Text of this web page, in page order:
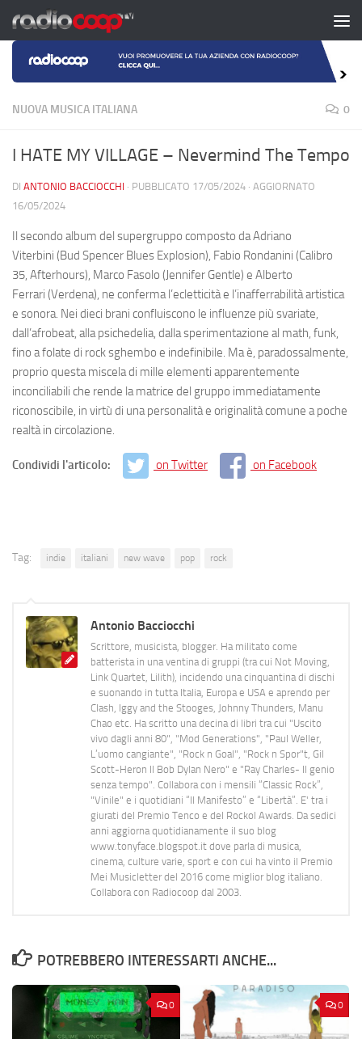
Salta al contenuto
NUOVA MUSICA ITALIANA 0
I HATE MY VILLAGE – Nevermind The Tempo
DI ANTONIO BACCIOCCHI · PUBBLICATO 17/05/2024 · AGGIORNATO
16/05/2024
Il secondo album del supergruppo composto da Adriano
Viterbini (Bud Spencer Blues Explosion), Fabio Rondanini (Calibro
35, Afterhours), Marco Fasolo (Jennifer Gentle) e Alberto
Ferrari (Verdena), ne conferma l’ecletticità e l’inafferrabilità artistica
e sonora. Nei dieci brani confluiscono le influenze più svariate,
dall’afrobeat, alla psichedelia, dalla sperimentazione al math, funk,
fino a folate di rock sghembo e indefinibile. Ma è, paradossalmente,
proprio questa miscela di mille elementi apparentemente
inconciliabili che rende la matrice del gruppo immediatamente
riconoscibile, in virtù di una personalità e originalità comune a poche
realtà in circolazione.
Condividi l'articolo: on Twitter on Facebook
Tag: indie italiani new wave pop rock
Antonio Bacciocchi
Scrittore, musicista, blogger. Ha militato come
batterista in una ventina di gruppi (tra cui Not Moving,
Link Quartet, Lilith), incidendo una cinquantina di dischi
e suonando in tutta Italia, Europa e USA e aprendo per
Clash, Iggy and the Stooges, Johnny Thunders, Manu
Chao etc. Ha scritto una decina di libri tra cui "Uscito
vivo dagli anni 80", "Mod Generations", "Paul Weller,
L’uomo cangiante", "Rock n Goal", "Rock n Spor"t, Gil
Scott-Heron Il Bob Dylan Nero" e "Ray Charles- Il genio
senza tempo". Collabora con i mensili “Classic Rock”,
"Vinile" e i quotidiani “Il Manifesto” e “Libertà”. E' tra i
giurati del Premio Tenco e del Rockol Awards. Da sedici
anni aggiorna quotidianamente il suo blog
www.tonyface.blogspot.it dove parla di musica,
cinema, culture varie, sport e con cui ha vinto il Premio
Mei Musicletter del 2016 come miglior blog italiano.
Collabora con Radiocoop dal 2003.
POTREBBERO INTERESSARTI ANCHE...
0 0